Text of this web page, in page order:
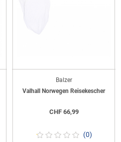
Balzer
Valhall Norwegen Reisekescher
CHF66,99
(0)